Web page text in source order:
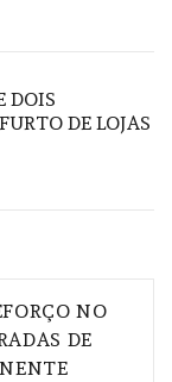
DOIS
DE LOJAS
NO
DE